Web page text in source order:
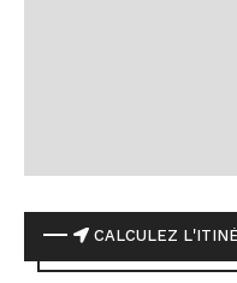
CALCULEZ